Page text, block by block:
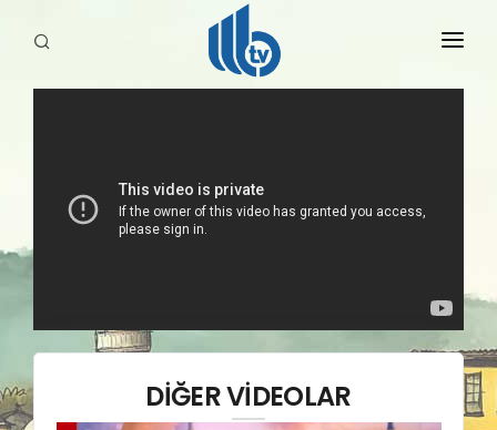
YAYINLARIMIZ
DİĞER VİDEOLAR